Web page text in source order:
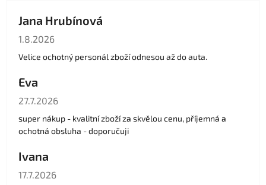
Jana Hrubínová
Hodnocení obchodu je 5 z 5 hvězdiček.
1.8.2026
Velice ochotný personál zboží odnesou až do auta.
Eva
Hodnocení obchodu je 5 z 5 hvězdiček.
27.7.2026
super nákup - kvalitní zboží za skvělou cenu, příjemná a
ochotná obsluha - doporučuji
Ivana
Hodnocení obchodu je 5 z 5 hvězdiček.
17.7.2026